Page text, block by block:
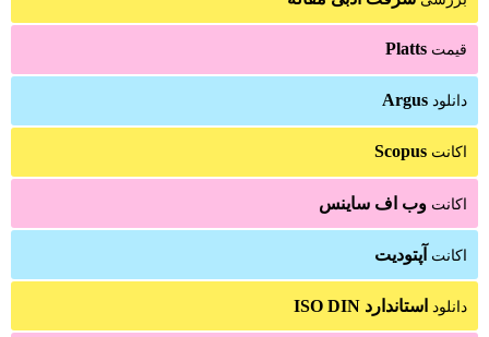
قیمت Platts
دانلود Argus
اکانت Scopus
اکانت وب اف ساینس
اکانت آپتودیت
دانلود استاندارد ISO DIN